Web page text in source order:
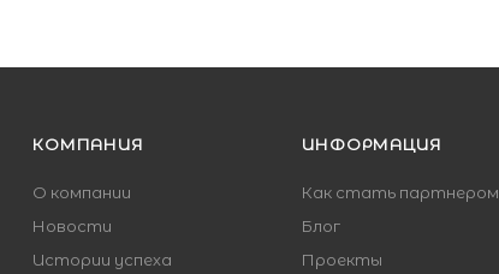
КОМПАНИЯ
О компании
Новости
Истории успеха
ИНФОРМАЦИЯ
Как стать партнером
Блог
Проекты